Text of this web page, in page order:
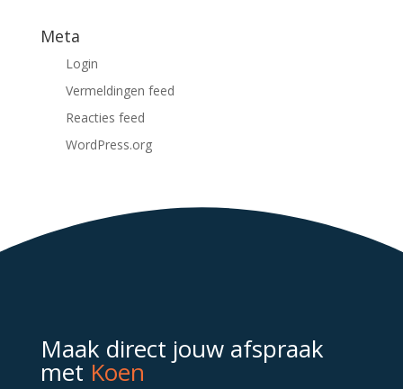
Meta
Login
Vermeldingen feed
Reacties feed
WordPress.org
Maak direct jouw afspraak
met Koen